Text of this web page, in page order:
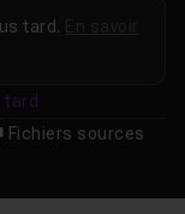
Fichiers sources
tard.
tard